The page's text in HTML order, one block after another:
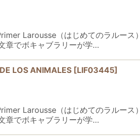
Larousse（はじめてのラルース
章でボキャブラリーが学…
LOS ANIMALES [LIF03445]
Larousse（はじめてのラルース
章でボキャブラリーが学…